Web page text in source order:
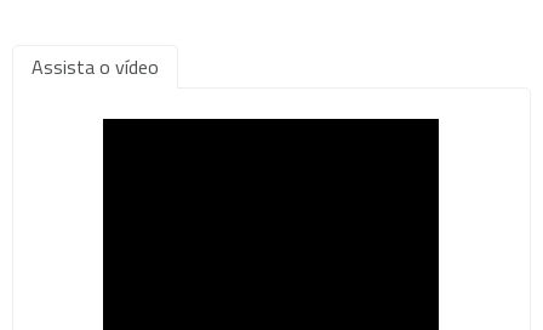
Assista o vídeo